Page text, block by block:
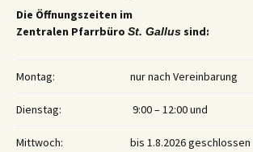
Die Öffnungszeiten im
Zentralen Pfarrbüro St. Gallus sind:
Montag: nur nach Vereinbarung
Dienstag: 9:00 – 12:00 und
Mittwoch: bis 1.8.2026 geschlossen